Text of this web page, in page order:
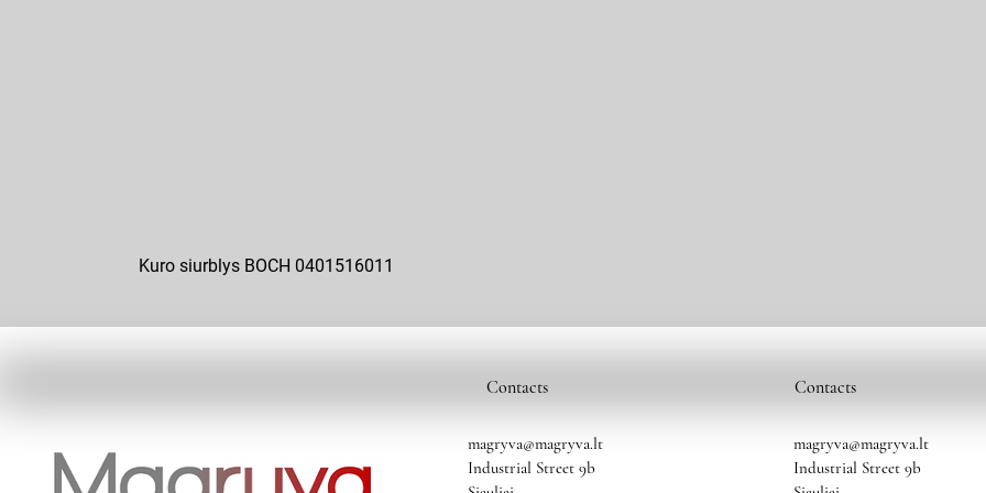
Kuro siurblys BOCH 0401516011
Contacts
magryva@magryva.lt
Industrial Street 9b
Contacts
magryva@magryva.lt
Industrial Street 9b